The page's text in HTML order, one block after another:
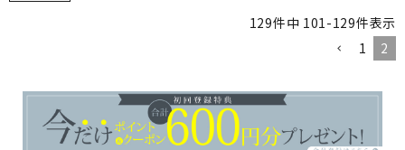
129件中 101-129件表示
1
2